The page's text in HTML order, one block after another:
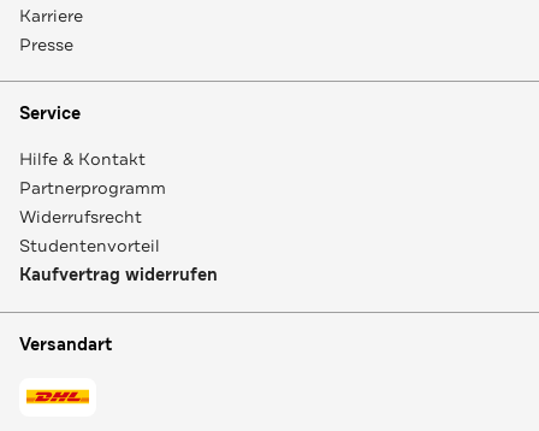
Karriere
Presse
Service
Hilfe & Kontakt
Partnerprogramm
Widerrufsrecht
Studentenvorteil
Kaufvertrag widerrufen
Versandart